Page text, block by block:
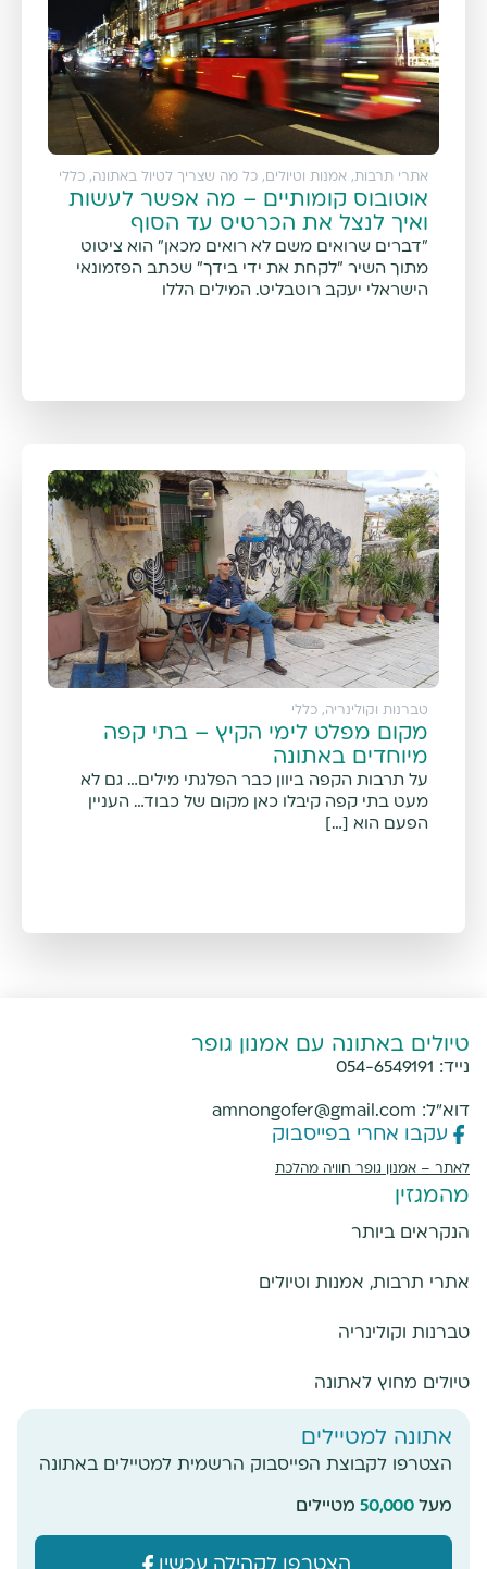
אתרי תרבות, אמנות וטיולים , כל מה שצריך לטיול באתונה, כללי
אוטובוס קומותיים – מה אפשר לעשות
ואיך לנצל את הכרטיס עד הסוף
"דברים שרואים משם לא רואים מכאן" הוא ציטוט
מתוך השיר "לקחת את ידי בידך" שכתב הפזמונאי
הישראלי יעקב רוטבליט. המילים הללו
טברנות וקולינריה, כללי
מקום מפלט לימי הקיץ – בתי קפה
מיוחדים באתונה
על תרבות הקפה ביוון כבר הפלגתי מילים… גם לא
מעט בתי קפה קיבלו כאן מקום של כבוד… העניין
הפעם הוא […]
טיולים באתונה עם אמנון גופר
נייד: 054-6549191
דוא"ל: amnongofer@gmail.com
עקבו אחרי בפייסבוק
לאתר – אמנון גופר חוויה מהלכת
מהמגזין
הנקראים ביותר
אתרי תרבות, אמנות וטיולים
טברנות וקולינריה
טיולים מחוץ לאתונה
אתונה למטיילים
הצטרפו לקבוצת הפייסבוק הרשמית למטיילים באתונה
מעל 50,000 מטיילים
הצטרפו לקהילה עכשיו
מעוניינים להזמין סיור באתונה? שלחו הודעה